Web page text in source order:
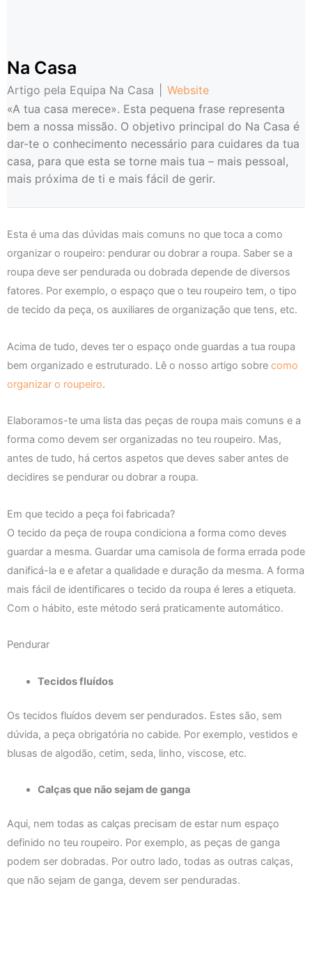
Na Casa
Artigo pela Equipa Na Casa
Website
«A tua casa merece». Esta pequena frase representa
bem a nossa missão. O objetivo principal do Na Casa é
dar-te o conhecimento necessário para cuidares da tua
casa, para que esta se torne mais tua – mais pessoal,
mais próxima de ti e mais fácil de gerir.
Esta é uma das dúvidas mais comuns no que toca a como
organizar o roupeiro: pendurar ou dobrar a roupa. Saber se a
roupa deve ser pendurada ou dobrada depende de diversos
fatores. Por exemplo, o espaço que o teu roupeiro tem, o tipo
de tecido da peça, os auxiliares de organização que tens, etc.
Acima de tudo, deves ter o espaço onde guardas a tua roupa
bem organizado e estruturado. Lê o nosso artigo sobre como
organizar o roupeiro.
Elaboramos-te uma lista das peças de roupa mais comuns e a
forma como devem ser organizadas no teu roupeiro. Mas,
antes de tudo, há certos aspetos que deves saber antes de
decidires se pendurar ou dobrar a roupa.
Em que tecido a peça foi fabricada?
O tecido da peça de roupa condiciona a forma como deves
guardar a mesma. Guardar uma camisola de forma errada pode
danificá-la e e afetar a qualidade e duração da mesma. A forma
mais fácil de identificares o tecido da roupa é leres a etiqueta.
Com o hábito, este método será praticamente automático.
Pendurar
Tecidos fluídos
Os tecidos fluídos devem ser pendurados. Estes são, sem
dúvida, a peça obrigatória no cabide. Por exemplo, vestidos e
blusas de algodão, cetim, seda, linho, viscose, etc.
Calças que não sejam de ganga
Aqui, nem todas as calças precisam de estar num espaço
definido no teu roupeiro. Por exemplo, as peças de ganga
podem ser dobradas. Por outro lado, todas as outras calças,
que não sejam de ganga, devem ser penduradas.